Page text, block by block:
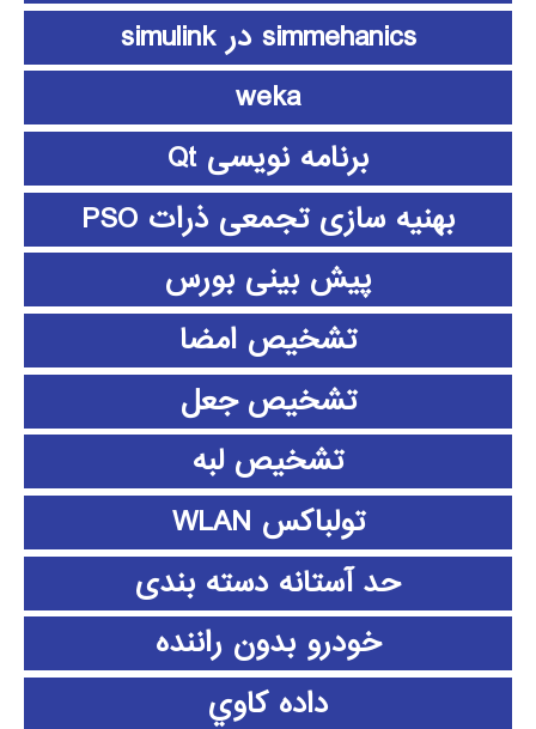
simmehanics در simulink
weka
برنامه نویسی Qt
بهنیه سازی تجمعی ذرات PSO
پیش بینی بورس
تشخیص امضا
تشخیص جعل
تشخیص لبه
تولباکس WLAN
حد آستانه دسته بندی
خودرو بدون راننده
داده كاوي